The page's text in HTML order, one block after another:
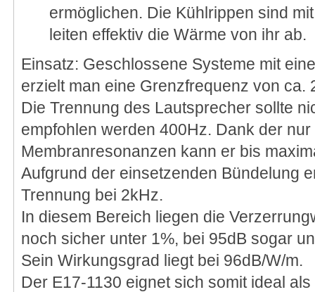
ermöglichen. Die Kühlrippen sind
leiten effektiv die Wärme von ihr ab.
Einsatz: Geschlossene Systeme mit
erzielt man eine Grenzfrequenz von ca.
Die Trennung des Lautsprecher sollte
empfohlen werden 400Hz. Dank der
Membranresonanzen kann er bis
Aufgrund der einsetzenden Bündelung
Trennung bei 2kHz.
In diesem Bereich liegen die
noch sicher unter 1%, bei 95dB sogar
Sein Wirkungsgrad liegt bei 96dB/W/m.
Der E17-1130 eignet sich somit ideal